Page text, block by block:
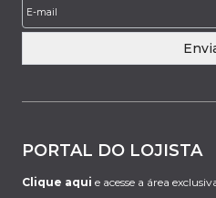
PORTAL DO LOJISTA
Clique aqui e acesse a área